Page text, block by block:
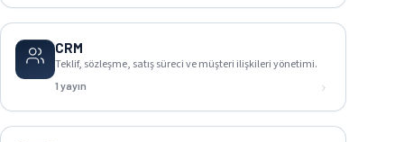
CRM
Teklif, sözleşme, satış süreci ve müşteri ilişkileri yönetimi.
1 yayın